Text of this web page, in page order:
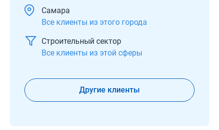
Самара
Все клиенты из этого города
Строительный сектор
Все клиенты из этой сферы
Другие клиенты